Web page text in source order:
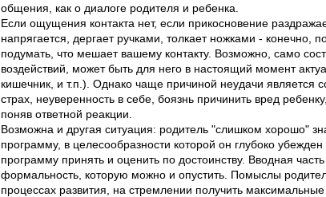
общения, как о диалоге родителя и ребенка.
Если ощущения контакта нет, если прикосновение
напрягается, дергает ручками, толкает ножками - конечно,
подумать, что мешает вашему контакту. Возможно, само
воздействий, может быть для него в настоящий момент
кишечник, и т.п.). Однако чаще причиной неудачи является
страх, неуверенность в себе, боязнь причинить вред
поняв ответной реакции.
Возможна и другая ситуация: родитель "слишком хорошо"
программу, в целесообразности которой он глубоко
программу принять и оценить по достоинству. Вводная
формальность, которую можно и опустить. Помыслы
процессах развития, на стремлении получить